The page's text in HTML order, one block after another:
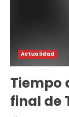
Actualidad
Tiempo
final de